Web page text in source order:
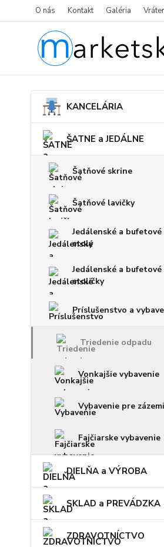
O nás Kontakt Galéria
KANCELÁRIA
ŠATNE a JEDÁLNE
Šatňové skrine
Šatňové lavičky
Jedálenské a bufetové
stoly
Jedálenské a bufetové
stoličky
Príslušenstvo a
Triedenie odpadu
Vonkajšie vybavenie
Vybavenie pre
Fajčiarske vybavenie
DIELŇA a VÝROBA
SKLAD a PREVÁDZKA
ZDRAVOTNÍCTVO